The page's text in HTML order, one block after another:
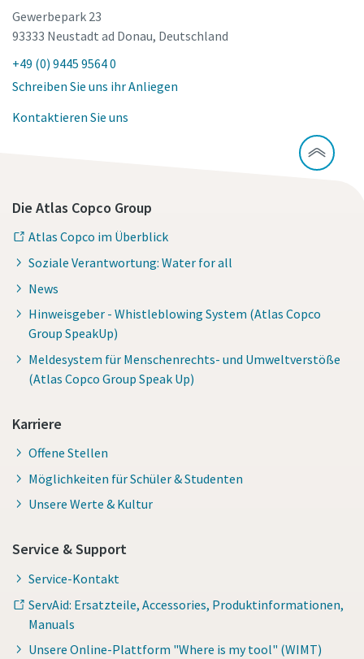
Gewerbepark 23
93333 Neustadt ad Donau, Deutschland
+49 (0) 9445 9564 0
Schreiben Sie uns ihr Anliegen
Kontaktieren Sie uns
Die Atlas Copco Group
Atlas Copco im Überblick
Soziale Verantwortung: Water for all
News
Hinweisgeber - Whistleblowing System (Atlas Copco
Group SpeakUp)
Meldesystem für Menschenrechts- und Umweltverstöße
(Atlas Copco Group Speak Up)
Karriere
Offene Stellen
Möglichkeiten für Schüler & Studenten
Unsere Werte & Kultur
Service & Support
Service-Kontakt
ServAid: Ersatzteile, Accessories, Produktinformationen,
Manuals
Unsere Online-Plattform "Where is my tool" (WIMT)